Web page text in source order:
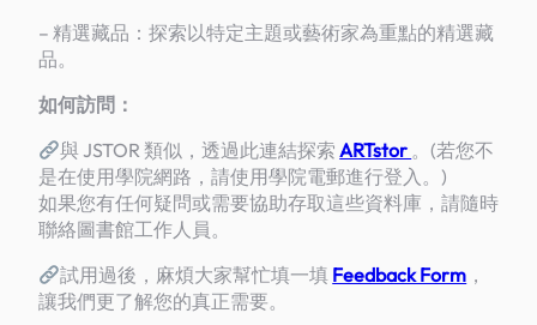
– 精選藏品：探索以特定主題或藝術家為重點的精選藏
品。
如何訪問：
與 JSTOR 類似，透過此連結探索 ARTstor 。(若您不
是在使用學院網路，請使用學院電郵進行登入。)
如果您有任何疑問或需要協助存取這些資料庫，請隨時
聯絡圖書館工作人員。
試用過後，麻煩大家幫忙填一填 Feedback Form ，
讓我們更了解您的真正需要。